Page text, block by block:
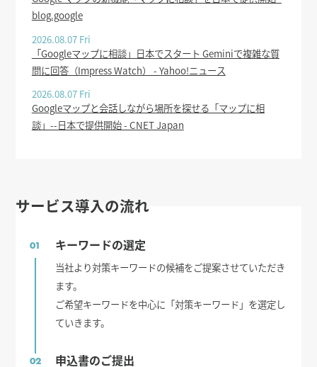
blog.google
2026.08.07 Fri
「Googleマップに相談」日本でスタート Geminiで複雑な質
問に回答（Impress Watch） - Yahoo!ニュース
2026.08.07 Fri
Googleマップと会話しながら場所を探せる「マップに相
談」--日本で提供開始 - CNET Japan
サービス導入の流れ
01 キーワードの選定
当社より対策キーワードの候補をご提案させていただき
ます。
ご希望キーワードを中心に「対策キーワード」を選定し
ていきます。
02 申込書のご提出